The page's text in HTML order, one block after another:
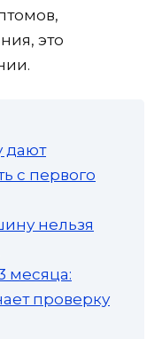
это
дают
с первого
нельзя
месяца:
проверку